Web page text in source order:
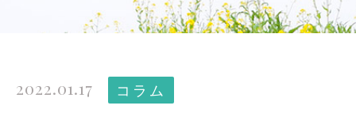
太田店ギャラリー 大宮
ドレス＆着物
2022.01.17 コラム